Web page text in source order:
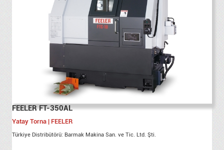
FEELER FT-350AL
Yatay Torna | FEELER
Türkiye Distribütörü: Barmak Makina San. ve Tic. Ltd. Şti.